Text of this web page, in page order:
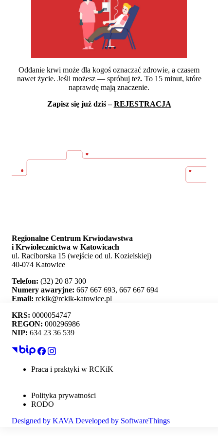
Ta strona używa plików cookie i umożliwia wybór,
Oddanie krwi może dla kogoś oznaczać zdrowie, a czasem
nawet życie. Jeśli możesz — spróbuj też. To 15 minut, które
naprawdę mają znaczenie.
Zapisz się już dziś –REJESTRACJA
Regionalne Centrum Krwiodawstwa
i Krwiolecznictwa w Katowicach
ul. Raciborska 15 (wejście od ul. Kozielskiej)
40-074 Katowice
Telefon: (32) 20 87 300
Numery awaryjne: 667 667 693, 667 667 694
Email: rckik@rckik-katowice.pl
KRS: 0000054747
REGON: 000296986
NIP: 634 23 36 539
Praca i praktyki w RCKiK
Polityka prywatności
RODO
Designed by KAVA Developed by SoftwareThings